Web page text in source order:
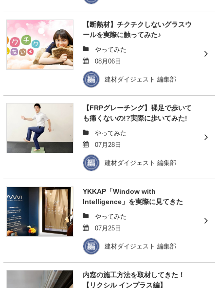
【断熱材】チクチクしないグラスウ
ールを実際に触ってみた♪
やってみた
08月06日
建材ダイジェスト 編集部
【FRPグレーチング】裸足で歩いて
も痛くないの!?実際に歩いてみた!
やってみた
07月28日
建材ダイジェスト 編集部
YKKAP「Window with
Intelligence」を実際に見てきた
やってみた
07月25日
建材ダイジェスト 編集部
内窓の施工方法を取材してきた！
【リクシル インプラス編】